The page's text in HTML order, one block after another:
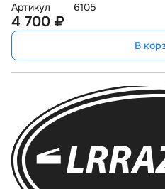
Артикул
6105
4 700 ₽
В